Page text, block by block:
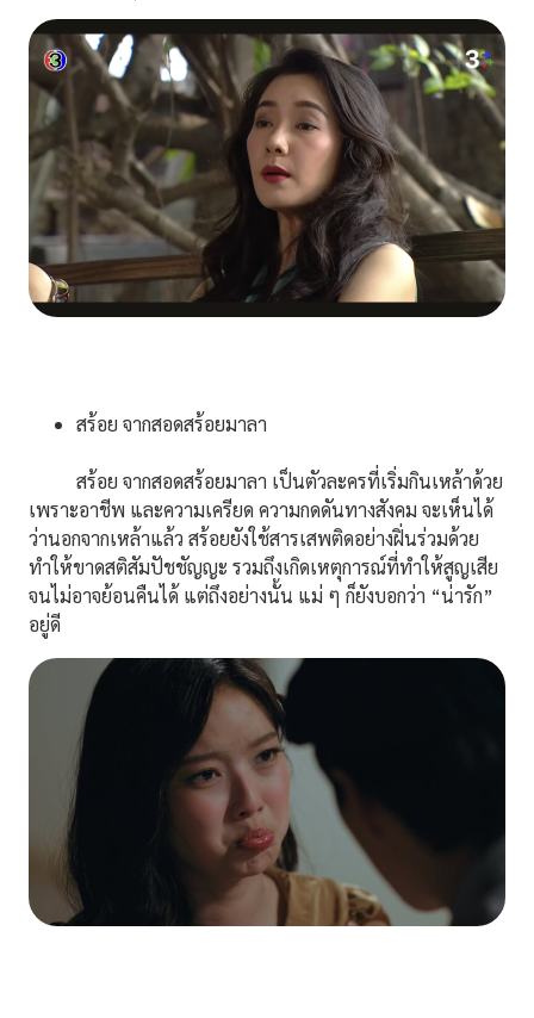
สร้อย จากสอดสร้อยมาลา
สร้อย จากสอดสร้อยมาลา เป็นตัวละครที่เริ่มกินเหล้าด้วย
เพราะอาชีพ และความเครียด ความกดดันทางสังคม จะเห็นได้
ว่านอกจากเหล้าแล้ว สร้อยยังใช้สารเสพติดอย่างฝิ่นร่วมด้วย
ทำให้ขาดสติสัมปัชชัญญะ รวมถึงเกิดเหตุการณ์ที่ทำให้สูญเสีย
จนไม่อาจย้อนคืนได้ แต่ถึงอย่างนั้น แม่ ๆ ก็ยังบอกว่า “น่ารัก”
อยู่ดี